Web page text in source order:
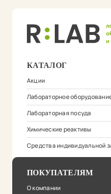
КАТАЛОГ
Акции
Лабораторное
Лабораторная посуда
Химические реактивы
Средства индивидуальной
ПОКУПАТЕЛЯМ
О компании